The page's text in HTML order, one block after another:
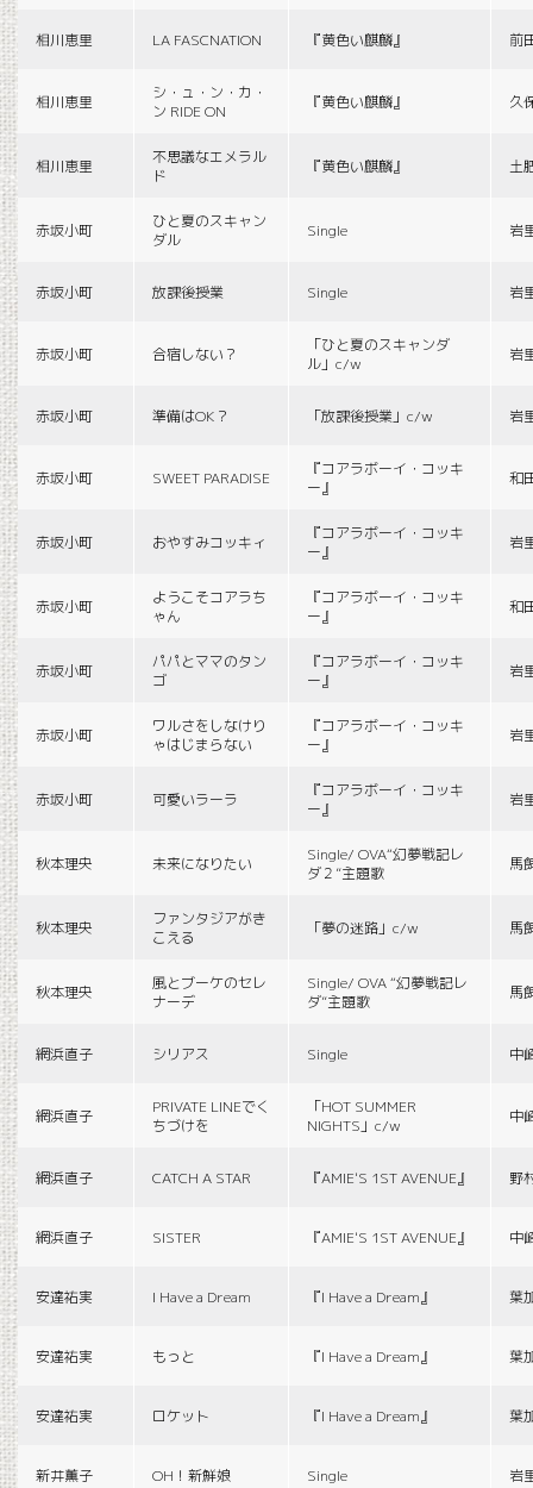
相川恵里 LA FASCNATION 『黄色い麒麟』 前
相川恵里
シ・ュ・ン・カ・
ン RIDE ON
『黄色い麒麟』 久
相川恵里
不思議なエメラル
ド
『黄色い麒麟』 土
赤坂小町
ひと夏のスキャン
ダル
Single 岩
赤坂小町 放課後授業 Single 岩
赤坂小町 合宿しない？
「ひと夏のスキャンダ
ル」c/w
岩
赤坂小町 準備はOK？ 「放課後授業」c/w 岩
赤坂小町 SWEET PARADISE
『コアラボーイ・コッキ
ー』
和
赤坂小町 おやすみコッキィ
『コアラボーイ・コッキ
ー』
岩
赤坂小町
ようこそコアラち
ゃん
『コアラボーイ・コッキ
ー』
和
赤坂小町
パパとママのタン
ゴ
『コアラボーイ・コッキ
ー』
岩
赤坂小町
ワルさをしなけり
ゃはじまらない
『コアラボーイ・コッキ
ー』
岩
赤坂小町 可愛いラーラ
『コアラボーイ・コッキ
ー』
岩
秋本理央 未来になりたい
Single/ OVA“幻夢戦記レ
ダ２”主題歌
馬
秋本理央
ファンタジアがき
こえる
「夢の迷路」c/w 馬
秋本理央
風とブーケのセレ
ナーデ
Single/ OVA “幻夢戦記レ
ダ”主題歌
馬
網浜直子 シリアス Single 中
網浜直子
PRIVATE LINEでく
ちづけを
「HOT SUMMER
NIGHTS」c/w
中
網浜直子 CATCH A STAR 『AMIE'S 1ST AVENUE』 野
網浜直子 SISTER 『AMIE'S 1ST AVENUE』 中
安達祐実 I Have a Dream 『I Have a Dream』 葉
安達祐実 もっと 『I Have a Dream』 葉
安達祐実 ロケット 『I Have a Dream』 葉
新井薫子 OH！新鮮娘 Single 岩